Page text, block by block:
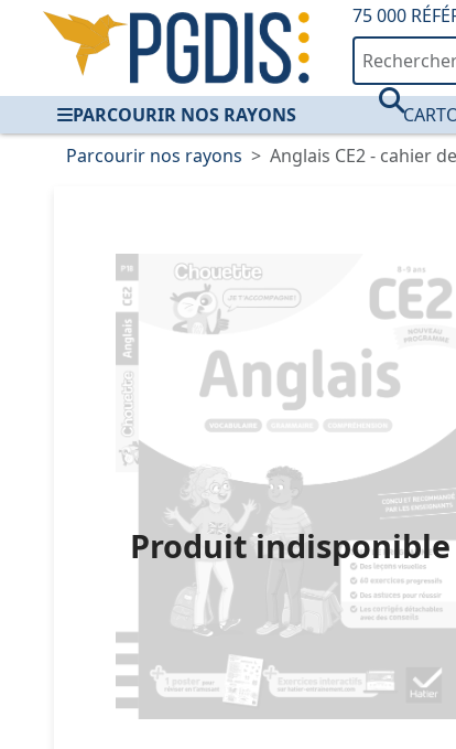
75 000
PARCOURIR NOS RAYONS
Parcourir nos rayons
Anglais CE2 - cahier
Produit indisponible